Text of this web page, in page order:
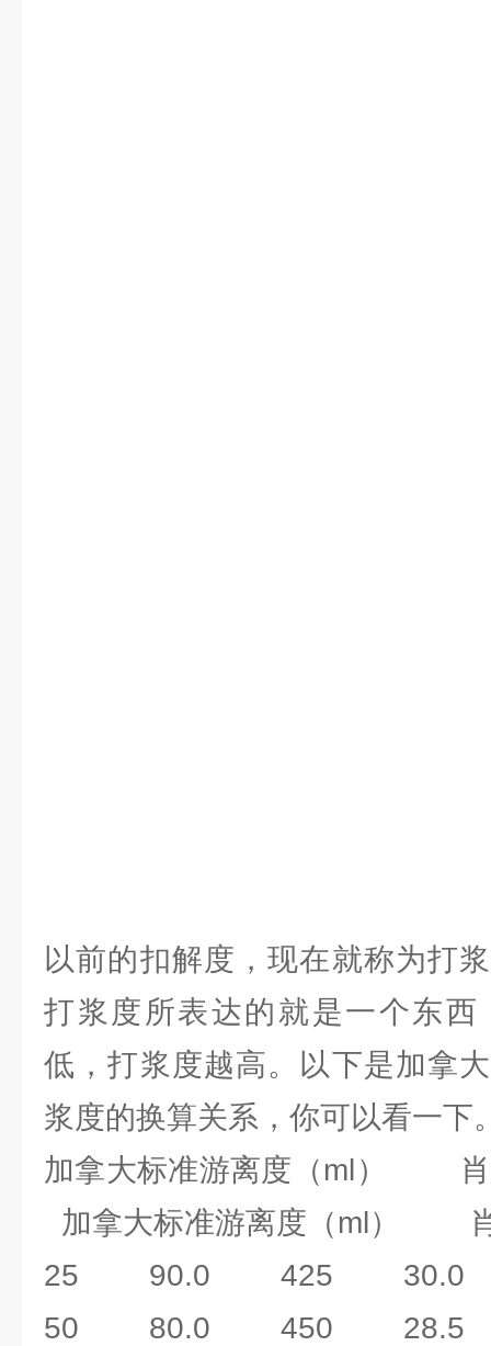
以前的扣解度，现在就称为打
打浆度所表达的就是一个东西
低，打浆度越高。以下是加拿
浆度的换算关系，你可以看一下
加拿大标准游离度（ml）
加拿大标准游离度（ml） 肖
25 90.0 425 30.0
50 80.0 450 28.5